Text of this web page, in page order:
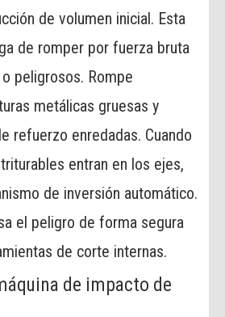
de volumen inicial. Esta
de romper por fuerza bruta
peligrosos. Rompe
metálicas gruesas y
refuerzo enredadas. Cuando
entran en los ejes,
de inversión automático.
el peligro de forma segura
de corte internas.
de impacto de